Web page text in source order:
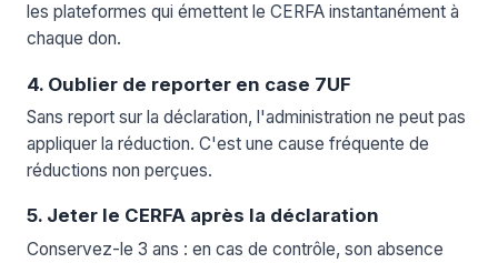
les plateformes qui émettent le CERFA instantanément à
chaque don.
4. Oublier de reporter en case 7UF
Sans report sur la déclaration, l'administration ne peut pas
appliquer la réduction. C'est une cause fréquente de
réductions non perçues.
5. Jeter le CERFA après la déclaration
Conservez-le 3 ans : en cas de contrôle, son absence